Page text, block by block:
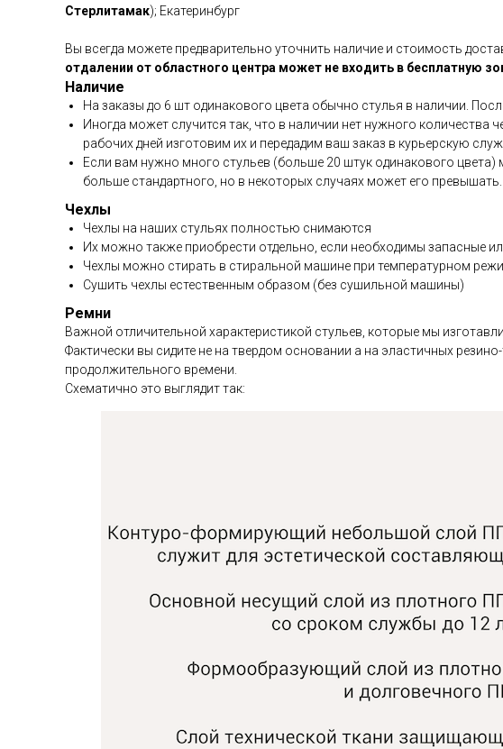
Стерлитамак); Екатеринбург
Вы всегда можете предварительно уточнить наличие и стоимость
отдалении от областного центра может не входить в бесплатную
Наличие
На заказы до 6 шт одинакового цвета обычно стулья в наличии.
Иногда может случится так, что в наличии нет нужного
рабочих дней изготовим их и передадим ваш заказ в курьерскую
Если вам нужно много стульев (больше 20 штук одинакового
больше стандартного, но в некоторых случаях может его превышать.
Чехлы
Чехлы на наших стульях полностью снимаются
Их можно также приобрести отдельно, если необходимы запасные
Чехлы можно стирать в стиральной машине при температурном
Сушить чехлы естественным образом (без сушильной машины)
Ремни
Важной отличительной характеристикой стульев, которые мы
Фактически вы сидите не на твердом основании а на эластичных
продолжительного времени.
Схематично это выглядит так: